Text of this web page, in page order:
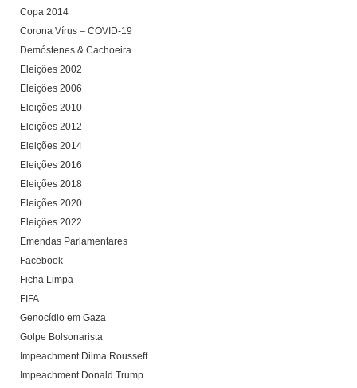
Copa 2014
Corona Vírus – COVID-19
Demóstenes & Cachoeira
Eleições 2002
Eleições 2006
Eleições 2010
Eleições 2012
Eleições 2014
Eleições 2016
Eleições 2018
Eleições 2020
Eleições 2022
Emendas Parlamentares
Facebook
Ficha Limpa
FIFA
Genocídio em Gaza
Golpe Bolsonarista
Impeachment Dilma Rousseff
Impeachment Donald Trump